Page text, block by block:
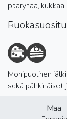
päärynää,
Monipuolinen
sekä pähkinäiset
Maa